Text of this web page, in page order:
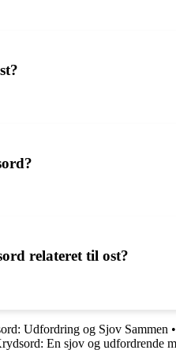
relateret til ost?
Udfordring og Sjov Sammen •
En sjov og udfordrende